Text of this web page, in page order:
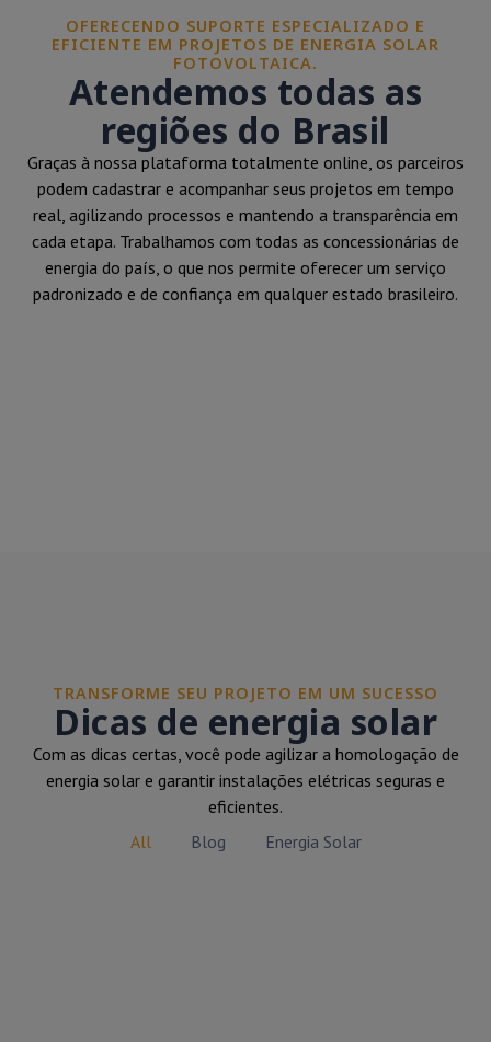
OFERECENDO SUPORTE ESPECIALIZADO E
EFICIENTE EM PROJETOS DE ENERGIA SOLAR
FOTOVOLTAICA.
Atendemos todas as
regiões do Brasil
Graças à nossa plataforma totalmente online, os parceiros
podem cadastrar e acompanhar seus projetos em tempo
real, agilizando processos e mantendo a transparência em
cada etapa. Trabalhamos com todas as concessionárias de
energia do país, o que nos permite oferecer um serviço
padronizado e de confiança em qualquer estado brasileiro.
TRANSFORME SEU PROJETO EM UM SUCESSO
Dicas de energia solar
Com as dicas certas, você pode agilizar a homologação de
energia solar e garantir instalações elétricas seguras e
eficientes.
All
Blog Energia Solar